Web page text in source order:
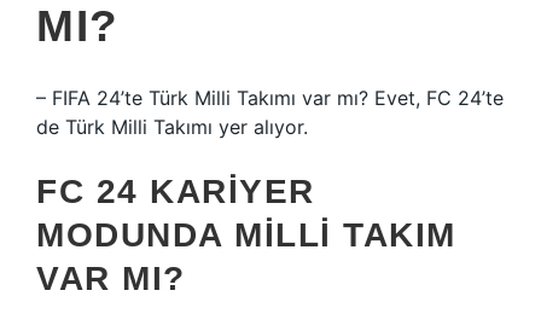
MI?
– FIFA 24’te Türk Milli Takımı var mı? Evet, FC 24’te
de Türk Milli Takımı yer alıyor.
FC 24 KARIYER
MODUNDA MILLI TAKIM
VAR MI?